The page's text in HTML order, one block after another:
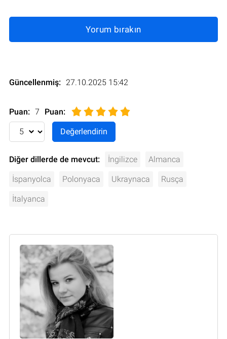
Yorum bırakın
Güncellenmiş: 27.10.2025 15:42
Puan: 7 Puan:
Diğer dillerde de mevcut: İngilizce Almanca
İspanyolca Polonyaca Ukraynaca Rusça
İtalyanca